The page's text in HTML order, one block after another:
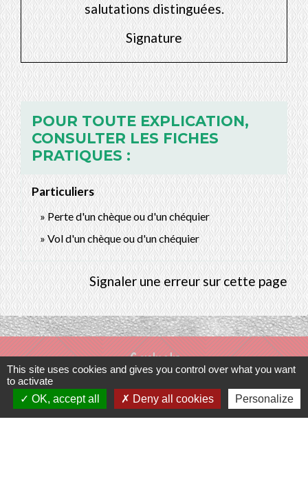
salutations distinguées.
Signature
POUR TOUTE EXPLICATION,
CONSULTER LES FICHES
PRATIQUES :
Particuliers
Perte d'un chèque ou d'un chéquier
Vol d'un chèque ou d'un chéquier
Signaler une erreur sur cette page
Contacts
Commune de Prunay-Cassereau
11, rue de l'Hôtel de Ville
This site uses cookies and gives you control over what you want
to activate
OK, accept all
Deny all cookies Personalize